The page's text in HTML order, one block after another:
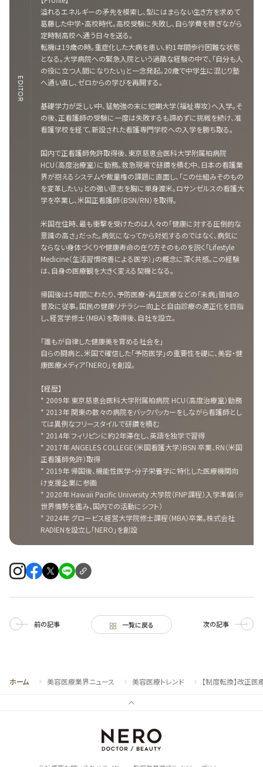
EDITOR
溢れるエネルギーの矛先を模索し、型にはまらない生き方を求めて
葛藤した中学・高校時代。高校受験に失敗し、自ら学費を稼ぎながら
定時制高校へ通う日々を送る。
転機は19歳の時。重症化した大病を患い、約1年間歩行困難な状態
となる。大学病院への緊急入院という過酷な経験の中で、「自分も人
の役に立つ人間になりたい」と一念発起。20歳で中学生に混じり塾
へ通い直し、ゼロからの学びを再開する。
基礎学力が乏しい中、猛勉強の末に短期大学（福祉専攻）へ入学。そ
の後、正看護師の受験に一度は失敗するも諦めずに挑戦を続け、准
看護学校を経て、新設された看護専門学校への入学を勝ち取る。
国内で正看護師免許取得後、東京慈恵会医科大学附属柏病院
HCU（高度治療室）に勤務。救急現場で研鑽を積む中、日本の看護業
界が抱えるシステムや裁量権の課題に直面し、「この仕組みそのもの
を変革したい」との強い意志を胸に単身渡米。ロサンゼルスの看護大
学を卒業し、米国正看護師（BSN/RN）を取得。
米国在住時、最も衝撃を受けたのは人々の「健康に対する圧倒的な
意識の高さ」だった。病気になってから対処するのではなく、病気に
ならない身体づくりや健康寿命の在り方そのものを説く「Lifestyle
Medicine（生活習慣改善による医学）」の概念に深く共感。この経験
は、自身の医療観を大きく変える契機となる。
帰国後は5年間にわたり、予防医療・再生医療などの「未病」領域の
普及に従事。国民の健康リテラシー向上と自由診療の適正化を目指
し、経営学修士（MBA）を取得後、自社を設立。
「誰もが自律した健康美を育める社会を」
自らの闘病と、米国で確信した「予防医学」の重要性を礎に、美容・健
康医療メディア「NERO」を創設。
【経歴】
* 2009年 東京慈恵会医科大学附属柏病院 HCU（高度治療室）勤務
* 2013年 関東の数々の病院をバックパッカーをしながら看護師とし
ては異例なフリースタイルで研鑽を積む
* 2014年 フィリピンに約2年滞在し、英語を独学で習得
* 2017年 ANGELES COLLEGE（米国看護大学）BSN 卒業、RN（米国
正看護師免許）取得
* 2019年 帰国後、機能性医学・分子栄養学に特化した医療機関向
け支援企業に参画
* 2020年 Hawaii Pacific University 大学院（FNP課程）入学準備（※
世界情勢を鑑み、国内での活動にシフト）
* 2024年 グロービス経営大学院修士課程（MBA）卒業。株式会社
RADIENを設立し「NERO」を創設
前の記事 一覧に戻る 次の記事
ホーム 美容医療業界ニュース 美容医療トレンド 【制度転換】改正